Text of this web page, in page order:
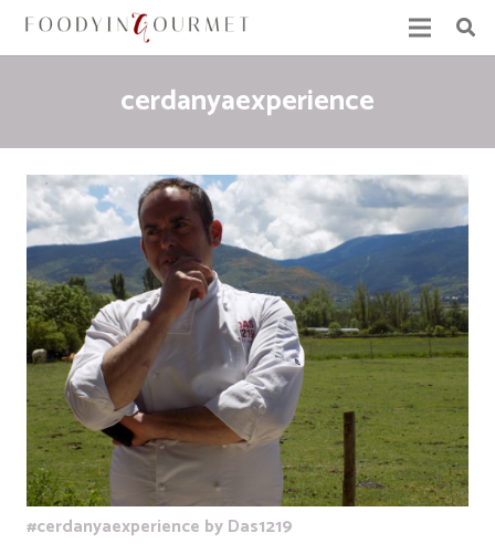
cerdanyaexperience
#cerdanyaexperience by Das1219